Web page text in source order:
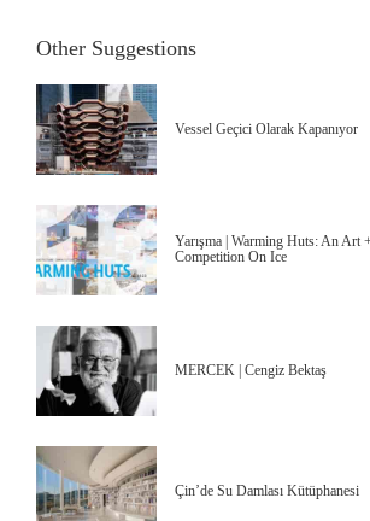
Other Suggestions
Vessel Geçici Olarak Kapanıyor
Yarışma | Warming Huts: An Art
Competition On Ice
MERCEK | Cengiz Bektaş
Çin’de Su Damlası Kütüphanesi